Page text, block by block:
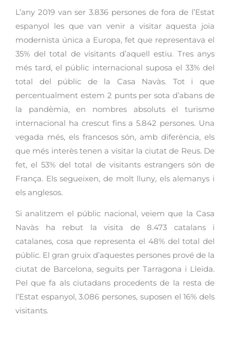
L’any 2019 van ser 3.836 persones de fora de l’Estat
espanyol les que van venir a visitar aquesta joia
modernista única a Europa, fet que representava el
35% del total de visitants d’aquell estiu. Tres anys
més tard, el públic internacional suposa el 33% del
total del públic de la Casa Navàs. Tot i que
percentualment estem 2 punts per sota d’abans de
la pandèmia, en nombres absoluts el turisme
internacional ha crescut fins a 5.842 persones. Una
vegada més, els francesos són, amb diferència, els
que més interès tenen a visitar la ciutat de Reus. De
fet, el 53% del total de visitants estrangers són de
França. Els segueixen, de molt lluny, els alemanys i
els anglesos.
Si analitzem el públic nacional, veiem que la Casa
Navàs ha rebut la visita de 8.473 catalans i
catalanes, cosa que representa el 48% del total del
públic. El gran gruix d’aquestes persones prové de la
ciutat de Barcelona, seguits per Tarragona i Lleida.
Pel que fa als ciutadans procedents de la resta de
l’Estat espanyol, 3.086 persones, suposen el 16% dels
visitants.